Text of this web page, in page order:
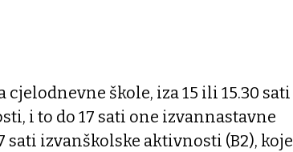
škole, iza 15 ili 15.30 sati
i to do 17 sati one izvannastavne
sati izvanškolske aktivnosti (B2), koje